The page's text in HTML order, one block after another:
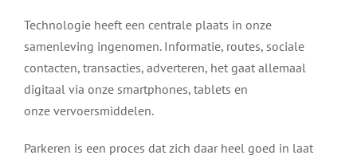
Technologie heeft een centrale plaats in onze
samenleving ingenomen. Informatie, routes, sociale
contacten, transacties, adverteren, het gaat allemaal
digitaal via onze smartphones, tablets en
onze vervoersmiddelen.
Parkeren is een proces dat zich daar heel goed in laat